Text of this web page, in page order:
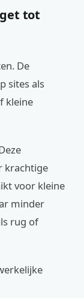
tot
De
sites als
kleine
krachtige
voor kleine
minder
rug of